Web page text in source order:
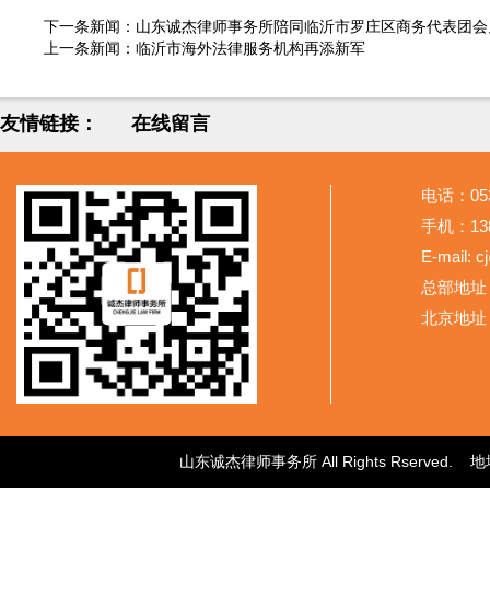
下一条新闻： 山东诚杰律师事务所陪同临沂市罗庄区商务代表团
上一条新闻：临沂市海外法律服务机构再添新军
友情链接： 在线留言
电话：
手机：
E-mail:
总部地
北京地
山东诚杰律师事务所 All Rights Rserved.